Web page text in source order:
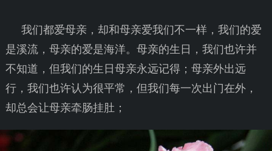
我们都爱母亲，却和母亲爱我们不一样，我们的爱
是溪流，母亲的爱是海洋。母亲的生日，我们也许并
不知道，但我们的生日母亲永远记得；母亲外出远
行，我们也许认为很平常，但我们每一次出门在外，
却总会让母亲牵肠挂肚；